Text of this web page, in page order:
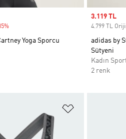
Yoga Sporcu
Sale price
3.119 TL
4.799 TL
adidas by
Sütyeni
Kadın
2 renk
Favori